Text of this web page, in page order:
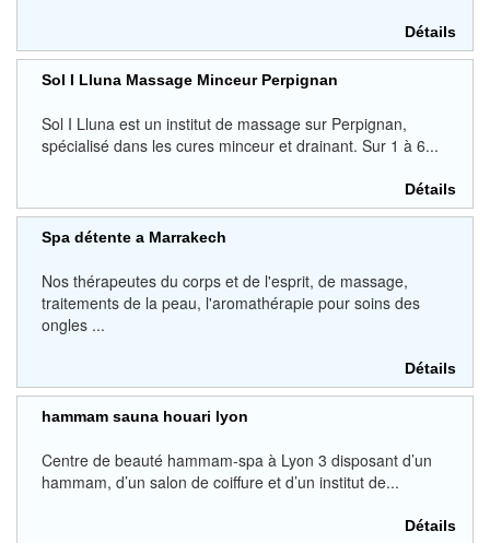
Détails
Sol I Lluna Massage Minceur Perpignan
Sol I Lluna est un institut de massage sur Perpignan,
spécialisé dans les cures minceur et drainant. Sur 1 à 6...
Détails
Spa détente a Marrakech
Nos thérapeutes du corps et de l'esprit, de massage,
traitements de la peau, l'aromathérapie pour soins des
ongles ...
Détails
hammam sauna houari lyon
Centre de beauté hammam-spa à Lyon 3 disposant d’un
hammam, d’un salon de coiffure et d’un institut de...
Détails